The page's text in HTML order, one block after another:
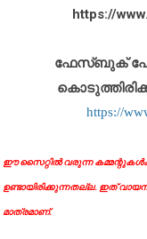
https://
ഫേസ്ബുക്
https://
ഈ സൈറ്റിൽ വരുന്ന
ഉണ്ടായിരിക്കുന്നതല്ല. ഇത്
മാത്രമാണ്.